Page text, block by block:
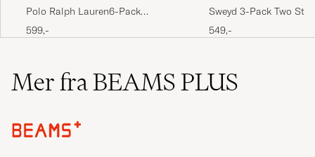
Polo Ralph Lauren6-Pack
Performance Crew SocksBrown
599,-
Sweyd 3-Pack Two
Socks White/Green
549,-
Mer fra BEAMS PLUS